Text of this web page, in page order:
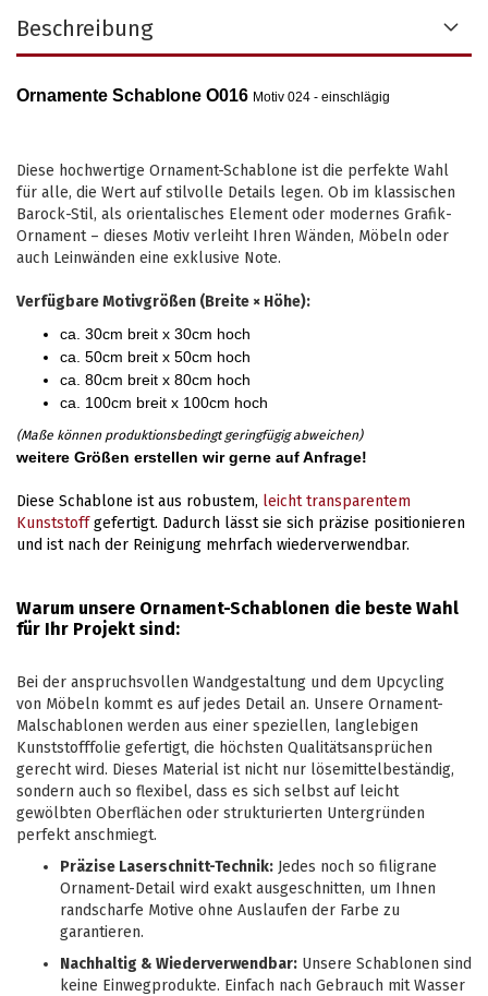
Beschreibung
Ornamente Schablone O016 Motiv 024 - einschlägig
Diese hochwertige Ornament-Schablone ist die perfekte Wahl
für alle, die Wert auf stilvolle Details legen. Ob im klassischen
Barock-Stil, als orientalisches Element oder modernes Grafik-
Ornament – dieses Motiv verleiht Ihren Wänden, Möbeln oder
auch Leinwänden eine exklusive Note.
Verfügbare Motivgrößen (Breite × Höhe):
ca. 30cm breit x 30cm hoch
ca. 50cm breit x 50cm hoch
ca. 80cm breit x 80cm hoch
ca. 100cm breit x 100cm hoch
(Maße können produktionsbedingt geringfügig abweichen)
weitere Größen erstellen wir gerne auf Anfrage!
Diese Schablone ist aus robustem, leicht transparentem
Kunststoffgefertigt. Dadurch lässt sie sich präzise positionieren
und ist nach der Reinigung mehrfach wiederverwendbar.
Warum unsere Ornament-Schablonen die beste Wahl
für Ihr Projekt sind:
Bei der anspruchsvollen Wandgestaltung und dem Upcycling
von Möbeln kommt es auf jedes Detail an. Unsere Ornament-
Malschablonen werden aus einer speziellen, langlebigen
Kunststofffolie gefertigt, die höchsten Qualitätsansprüchen
gerecht wird. Dieses Material ist nicht nur lösemittelbeständig,
sondern auch so flexibel, dass es sich selbst auf leicht
gewölbten Oberflächen oder strukturierten Untergründen
perfekt anschmiegt.
Präzise Laserschnitt-Technik: Jedes noch so filigrane
Ornament-Detail wird exakt ausgeschnitten, um Ihnen
randscharfe Motive ohne Auslaufen der Farbe zu
garantieren.
Nachhaltig & Wiederverwendbar: Unsere Schablonen sind
keine Einwegprodukte. Einfach nach Gebrauch mit Wasser